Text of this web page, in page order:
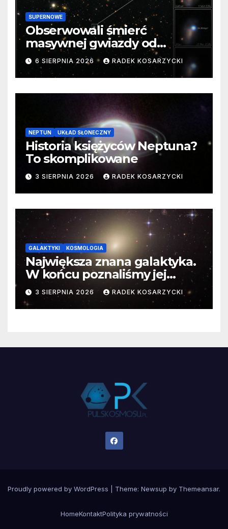
SUPERNOWE
Obserwowali śmierć
masywnej gwiazdy od
samego początku. Niezwykle
cenne dane
6 SIERPNIA 2026 RADEK KOSARZYCKI
NEPTUN UKŁAD SŁONECZNY
Historia księżyców Neptuna?
To skomplikowane
3 SIERPNIA 2026 RADEK KOSARZYCKI
GALAKTYKI KOSMOLOGIA
Największa znana galaktyka.
W końcu poznaliśmy jej
faktyczne wymiary
3 SIERPNIA 2026 RADEK KOSARZYCKI
Proudly powered by WordPress Theme: Newsup by Themeansar.
HomeKontaktPolityka prywatności